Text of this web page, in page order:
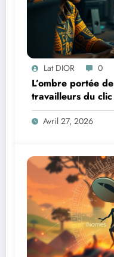
Lat DIOR 0
L’ombre portée
travailleurs du
révolution
Avril 27, 2026